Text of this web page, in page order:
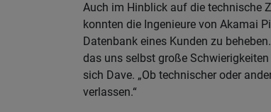
Auch im Hinblick auf die technische
konnten die Ingenieure von Akamai
Datenbank eines Kunden zu
das uns selbst große
sich Dave. „Ob technischer oder
verlassen.“